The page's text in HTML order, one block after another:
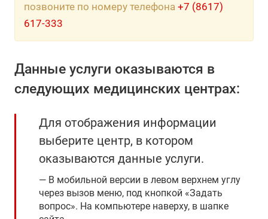
позвоните по номеру телефона +7 (8617)
617-333
Данные услуги оказываются в
следующих медицинских центрах:
Для отображения информации
выберите центр, в котором
оказываются данные услуги.
В мобильной версии в левом верхнем углу
через вызов меню, под кнопкой «Задать
вопрос». На компьютере наверху, в шапке